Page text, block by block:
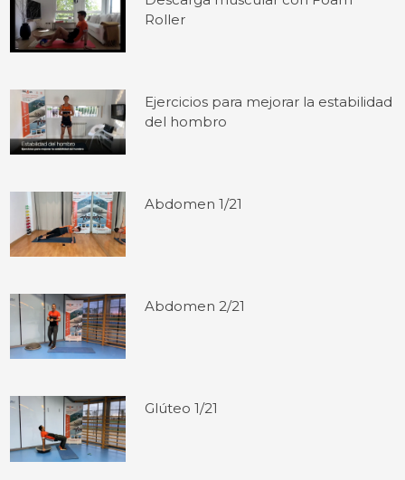
Roller
Ejercicios para mejorar la estabilidad
del hombro
Abdomen 1/21
Abdomen 2/21
Glúteo 1/21